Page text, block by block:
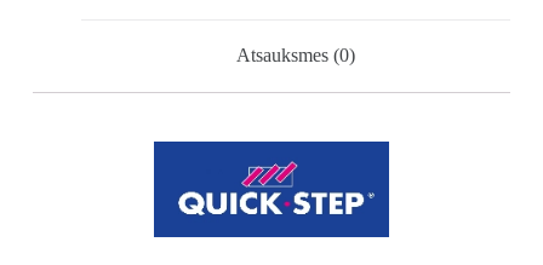
Atsauksmes (0)